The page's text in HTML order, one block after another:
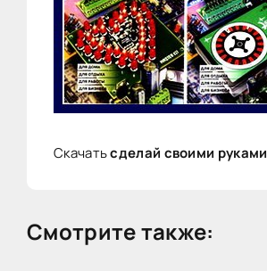
Скачатьсделай своими руками
Смотрите также: